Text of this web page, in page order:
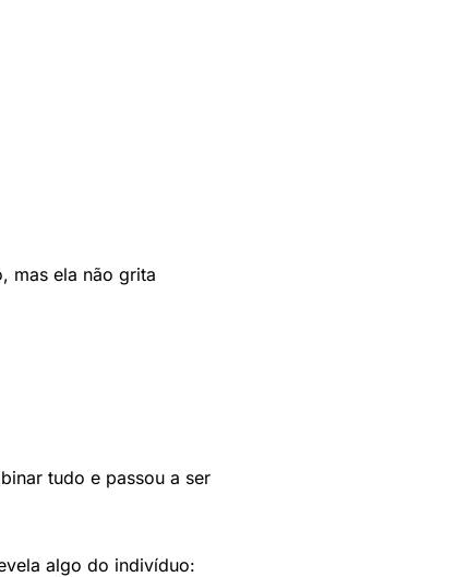
mas ela não grita
tudo e passou a ser
algo do indivíduo: